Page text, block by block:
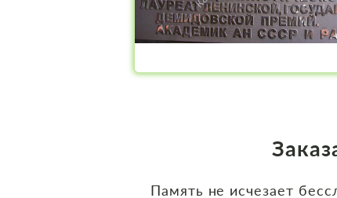
Память не исчезает